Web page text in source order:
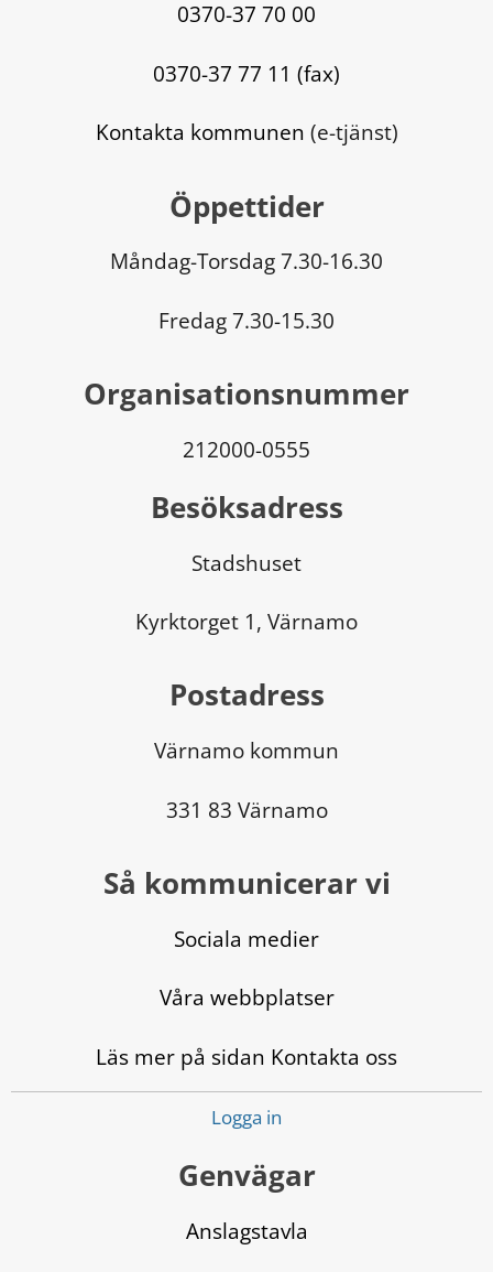
0370-37 70 00
0370-37 77 11 (fax)
Kontakta kommunen (e-tjänst)
Öppettider
Måndag-Torsdag 7.30-16.30
Fredag 7.30-15.30
Organisationsnummer
212000-0555
Besöksadress
Stadshuset
Kyrktorget 1, Värnamo
Postadress
Värnamo kommun
331 83 Värnamo
Så kommunicerar vi
Sociala medier
Våra webbplatser
Läs mer på sidan Kontakta oss
Logga in
Genvägar
Anslagstavla